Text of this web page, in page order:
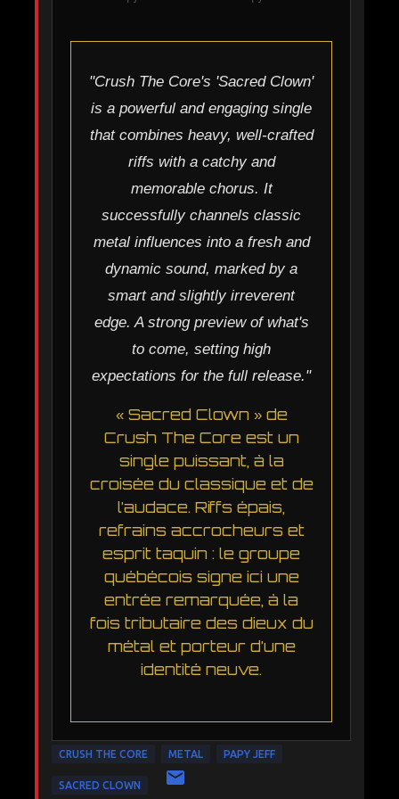
"Crush The Core's 'Sacred Clown'
is a powerful and engaging single
that combines heavy, well-crafted
riffs with a catchy and
memorable chorus. It
successfully channels classic
metal influences into a fresh and
dynamic sound, marked by a
smart and slightly irreverent
edge. A strong preview of what's
to come, setting high
expectations for the full release."
« Sacred Clown » de
Crush The Core est un
single puissant, à la
croisée du classique et de
l’audace. Riffs épais,
refrains accrocheurs et
esprit taquin : le groupe
québécois signe ici une
entrée remarquée, à la
fois tributaire des dieux du
métal et porteur d’une
identité neuve.
CRUSH THE CORE METAL PAPY JEFF
SACRED CLOWN